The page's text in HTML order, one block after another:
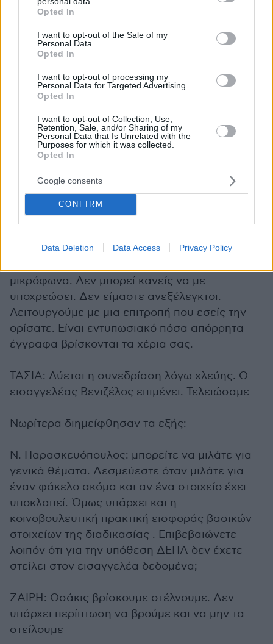
grant or deny consent to Google and its third-party tags to
use your data for below specified purposes in below Google
consent section.
Opted In
I want to opt-out of the Sale of my
Personal Data.
Opted In
I want to opt-out of processing my
Personal Data for Targeted Advertising.
Opted In
I want to opt-out of Collection, Use,
Retention, Sale, and/or Sharing of my
Personal Data that Is Unrelated with the
Purposes for which it was collected.
Opted In
Google consents
CONFIRM
Data Deletion Data Access Privacy Policy
ΖΑΙΡΗ: Δεν μπορώ να απαντήσω.
ΒΕΝΙΖΕΛΟΣ: Δεν υπάρχει θεσμική μνήμη
ΖΑΙΡΗ: Η ροή των εγγράφων που ξεκίνησε από
αυτή την επιστολή συνεχίστηκε και τα
ελέγξουμε κάτι που εκκρεμεί στα δικαστήρια.
Δεν υποκαθιστούμε όλες τις αρχές.
Βενιζέλος: Ο κ. Παντελής έχει μια
ενδιαφέρουσα παράγραφο. Κάτι ξέρει ο κ.
Παντελής και ζητά στοιχεία
μπορώ να τελέσω αξιόποινη πράξη και να
μικρόφωνα. Δεν μπορεί κανείς να με
υποχρεώσει. Δεν είμαστε ανεξέλεγκτοι.
Λειτουργούμε με μια επιτροπή που εσείς την
ορίσατε. Είναι εντυπωσιακό πόσα απόρρητα
έγγραφα βρίσκονται τα χέρια σας.
ΤΑΣΙΑ: Λύεται η συνεδρίαση λόγω χλεύης. Ο
εισαγγελέας Βενιζέλος επιμένει. Τελειώσαμε
Νωρίτερα διημείφθησαν τα εξής:
Ν. Παρασκευόπουλος: μπορείτε να μιλάτε για
γενικά θέματα. Δεσμεύεστε όταν μιλάτε για
έναν φάκελο ακόμα και αν ένα στοιχείο έχει
υποκλαπεί. Όμως υπάρχει και η
κοινοβουλευτική πρακτική εισφοράς βασικών
στοιχείων της διαδικασίας . Επιβεβαιώνετε
λοιπόν ότι για την υπόθεση ΔΕΠΑ δεν έχετε
στείλει στον εισαγγελέα δεδομένα;
ΖΑΙΡΗ: Οσάκις βρίσκουμε στέλνουμε. Δεν
υπάρχει περίπτωση να βρούμε και να μην τα
στείλουμε